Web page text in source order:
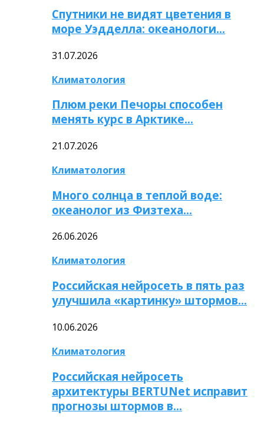
Спутники не видят цветения в
море Уэдделла: океанологи…
31.07.2026
Климатология
Плюм реки Печоры способен
менять курс в Арктике…
21.07.2026
Климатология
Много солнца в теплой воде:
океанолог из Физтеха…
26.06.2026
Климатология
Российская нейросеть в пять раз
улучшила «картинку» штормов…
10.06.2026
Климатология
Российская нейросеть
архитектуры BERTUNet исправит
прогнозы штормов в…